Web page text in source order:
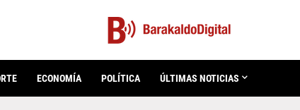
ECONOMÍA POLÍTICA ÚLTIMAS NOTICIAS